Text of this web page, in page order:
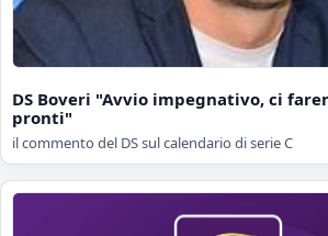
DS Boveri "Avvio impegnativo, ci
pronti"
il commento del DS sul calendario di serie C